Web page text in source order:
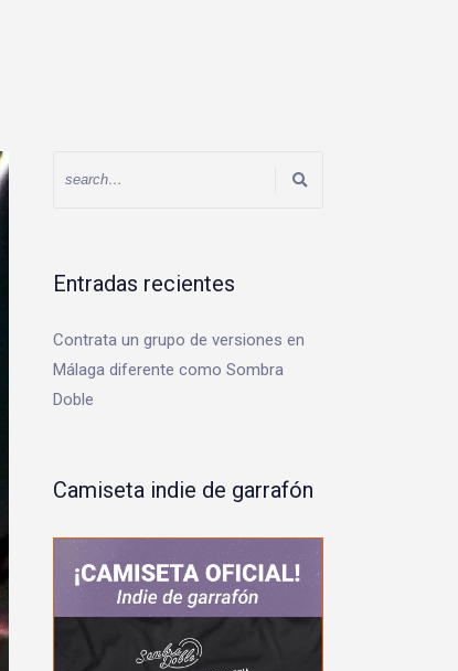
Entradas recientes
Contrata un grupo de versiones en
Málaga diferente como Sombra
Doble
Camiseta indie de garrafón